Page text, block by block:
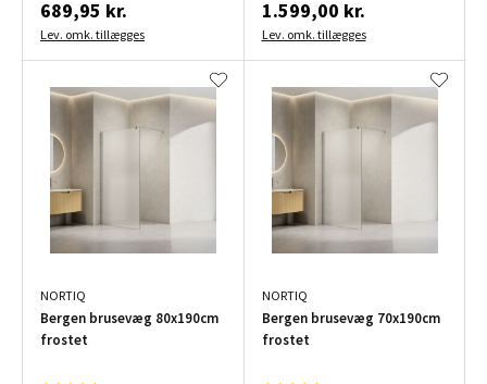
689,95 kr.
Lev. omk. tillægges
1.599,00 kr.
Lev. omk. tillægges
NORTIQ
Bergen brusevæg 80x190cm
frostet
NORTIQ
Bergen brusevæg 70x190cm
frostet